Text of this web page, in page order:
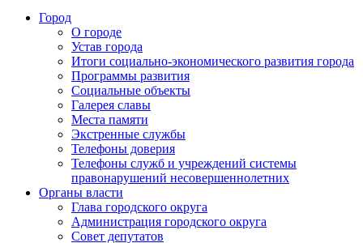
Город
О городе
Устав города
Итоги социально-экономического развития города
Программы развития
Социальные объекты
Галерея славы
Места памяти
Экстренные службы
Телефоны доверия
Телефоны служб и учреждений системы
правонарушений несовершеннолетних
Органы власти
Глава городского округа
Администрация городcкого округа
Совет депутатов